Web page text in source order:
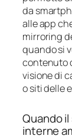
da
alle app
mirroring
quando si
contenuto
visione di
o siti delle
Quando
interne